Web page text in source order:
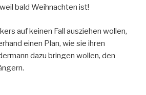
bald Weihnachten ist!
auf keinen Fall ausziehen wollen,
einen Plan, wie sie ihren
dazu bringen wollen, den